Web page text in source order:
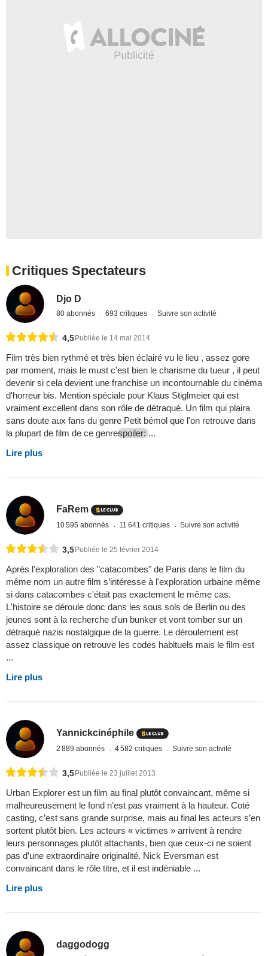
Critiques Spectateurs
Djo D
80 abonnés 693 critiques Suivre son activité
4,5 Publiée le 14 mai 2014
Film très bien rythmé et très bien éclairé vu le lieu , assez gore
par moment, mais le must c'est bien le charisme du tueur , il peut
devenir si cela devient une franchise un incontournable du cinéma
d'horreur bis. Mention spéciale pour Klaus Stiglmeier qui est
vraiment excellent dans son rôle de détraqué. Un film qui plaira
sans doute aux fans du genre Petit bémol que l'on retrouve dans
la plupart de film de ce genrespoiler:...
Lire plus
FaRem
10 595 abonnés 11 641 critiques Suivre son activité
3,5Publiée le 25 février 2014
Après l'exploration des "catacombes" de Paris dans le film du
même nom un autre film s’intéresse à l'exploration urbaine même
si dans catacombes c'était pas exactement le même cas.
L'histoire se déroule donc dans les sous sols de Berlin ou des
jeunes sont à la recherche d'un bunker et vont tomber sur un
détraqué nazis nostalgique de la guerre. Le déroulement est
assez classique on retrouve les codes habituels mais le film est
...
Lire plus
Yannickcinéphile
2 889 abonnés 4 582 critiques Suivre son activité
3,5Publiée le 23 juillet 2013
Urban Explorer est un film au final plutôt convaincant, même si
malheureusement le fond n’est pas vraiment à la hauteur. Coté
casting, c’est sans grande surprise, mais au final les acteurs s’en
sortent plutôt bien. Les acteurs « victimes » arrivent à rendre
leurs personnages plutôt attachants, bien que ceux-ci ne soient
pas d’une extraordinaire originalité. Nick Eversman est
convaincant dans le rôle titre, et il est indéniable ...
Lire plus
daggodogg